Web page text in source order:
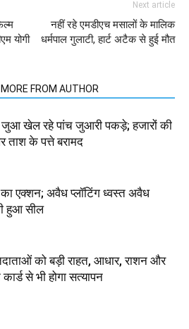
योगी
Next article
नहीं रहे एमडीएच मसालों के मालिक
धर्मपाल गुलाटी, हार्ट अटैक से हुई मौत
MORE FROM AUTHOR
खेल रहे पांच जुआरी पकड़े; हजारों की
ताश के पत्ते बरामद
एक्शन; अवैध प्लॉटिंग ध्वस्त अवैध
हुआ सील
को बड़ी राहत, आधार, राशन और
से भी होगा सत्यापन